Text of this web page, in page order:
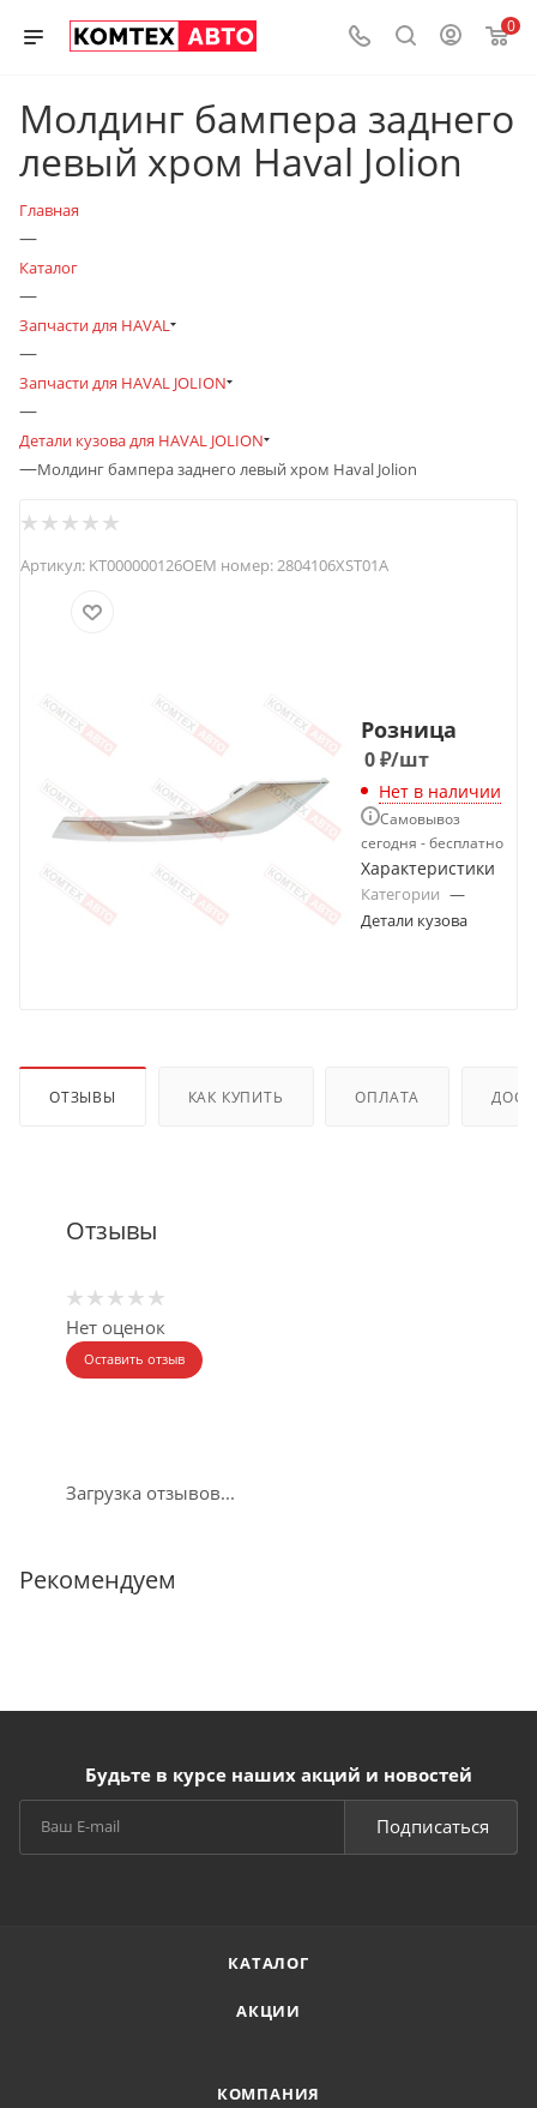
0
Молдинг бампера заднего
левый хром Haval Jolion
Главная
—
Каталог
—
Запчасти для HAVAL
—
Запчасти для HAVAL JOLION
—
Детали кузова для HAVAL JOLION
—Молдинг бампера заднего левый хром Haval Jolion
Артикул: KT000000126OEM номер:2804106XST01A
Розница
0₽/шт
Нет в наличии
Самовывоз
сегодня - бесплатно
Характеристики
Категории —
Детали кузова
ОТЗЫВЫ КАК КУПИТЬ ОПЛАТА
Отзывы
Нет оценок
Оставить отзыв
Загрузка отзывов...
Рекомендуем
Будьте в курсе наших акций и новостей
Подписаться
КАТАЛОГ
АКЦИИ
КОМПАНИЯ